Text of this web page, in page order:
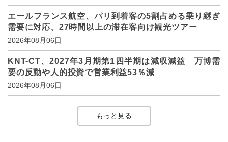
エールフランス航空、パリ到着客の5割占める乗り継ぎ
需要に対応、27時間以上の滞在客向け観光ツアー
2026年08月06日
KNT-CT、2027年3月期第1四半期は減収減益 万博需
要の反動や人的投資で営業利益53％減
2026年08月06日
もっと見る